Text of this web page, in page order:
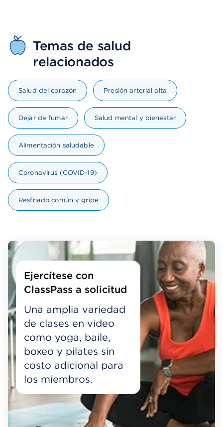
Temas de salud
relacionados
Salud del corazón Presión arterial alta
Dejar de fumar Salud mental y bienestar
Alimentación saludable
Coronavirus (COVID-19)
Resfriado común y gripe
Ejercítese con
ClassPass a solicitud
Una amplia variedad
de clases en video
como yoga, baile,
boxeo y pilates sin
costo adicional para
los miembros.